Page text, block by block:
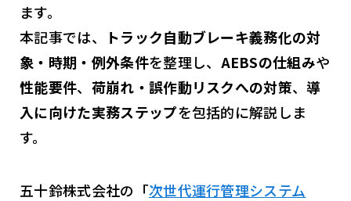
ます。
本記事では、
トラック自動ブレーキ義務化の対
象・時期・例外条件を整理し、 AEBSの仕組みや
性能要件、 荷崩れ・誤作動リスクへの対策、導
入に向けた実務ステップを包括的に解説しま
す。
五十鈴株式会社の「次世代運行管理システム